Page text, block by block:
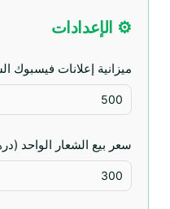
⚙️ الإعدادات
ميزانية إعلانات فيسبوك
سعر بيع الشعار الواحد